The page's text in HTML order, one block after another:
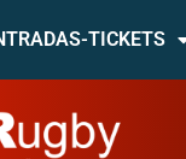
TICKETS